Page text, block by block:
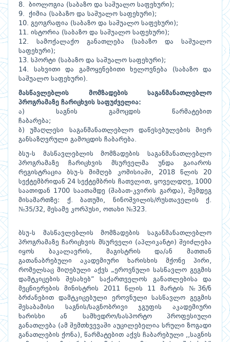
8. ბიოლოგია (საბაზო და საშუალო საფეხური);
9. ქიმია (საბაზო და საშუალო საფეხური);
10. გეოგრაფია (საბაზო და საშუალო საფეხური);
11. ისტორია (საბაზო და საშუალო საფეხური);
12. სამოქალაქო განათლება (საბაზო და საშუალო
საფეხური);
13. სპორტი (საბაზო და საშუალო საფეხური);
14. სახვითი და გამოყენებითი ხელოვნება (საბაზო და
საშუალო საფეხური).
მასწავლებლის მომზადების საგანმანათლებლო
პროგრამაზე ჩარიცხვის საფუძველია:
ა) საგნის გამოცდის წარმატებით
ჩაბარება;
ბ) უმაღლესი საგანმანათლებლო დაწესებულების მიერ
განსაზღვრული გამოცდის ჩაბარება.
ბსუ-ს მასწავლებლის მომზადების საგანმანათლებლო
პროგრამაზე ჩარიცხვის მსურველმა უნდა გაიაროს
რეგისტრაცია ბსუ-ს მიმღებ კომისიაში, 2018 წლის 20
სექტემბრიდან 24 სექტემბრის ჩათვლით, ყოველდღე, 1000
საათიდან 1700 საათამდე (შაბათ-კვირის გარდა), შემდეგ
მისამართზე: ქ. ბათუმი, ნინოშვილის/რუსთაველის ქ.
№35/32, მესამე კორპუსი, ოთახი №323.
ბსუ-ს მასწავლებლის მომზადების საგანმანათლებლო
პროგრამაზე ჩარიცხვის მსურველი (აპლიკანტი) შეიძლება
იყოს ბაკალავრის, მაგისტრის და/ან მათთან
გათანაბრებული აკადემიური ხარისხის მქონე პირი,
რომელსაც მიღებული აქვს „ეროვნული სასწავლო გეგმის
დამტკიცების შესახებ“ საქართველოს განათლებისა და
მეცნიერების მინისტრის 2011 წლის 11 მარტის №36/ნ
ბრძანებით დამტკიცებული ეროვნული სასწავლო გეგმის
შესაბამისი საგნის/საგნობრივი ჯგუფის აკადემიური
ხარისხი ან სამხედრო/სასპორტო პროფესიული
განათლება (ამ შემთხვევაში აუცილებელია სრული ზოგადი
განათლების ქონა), წარმატებით აქვს ჩაბარებული ,,საგნის